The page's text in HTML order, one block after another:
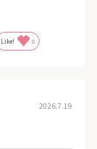
Like! 0
2026.7.19